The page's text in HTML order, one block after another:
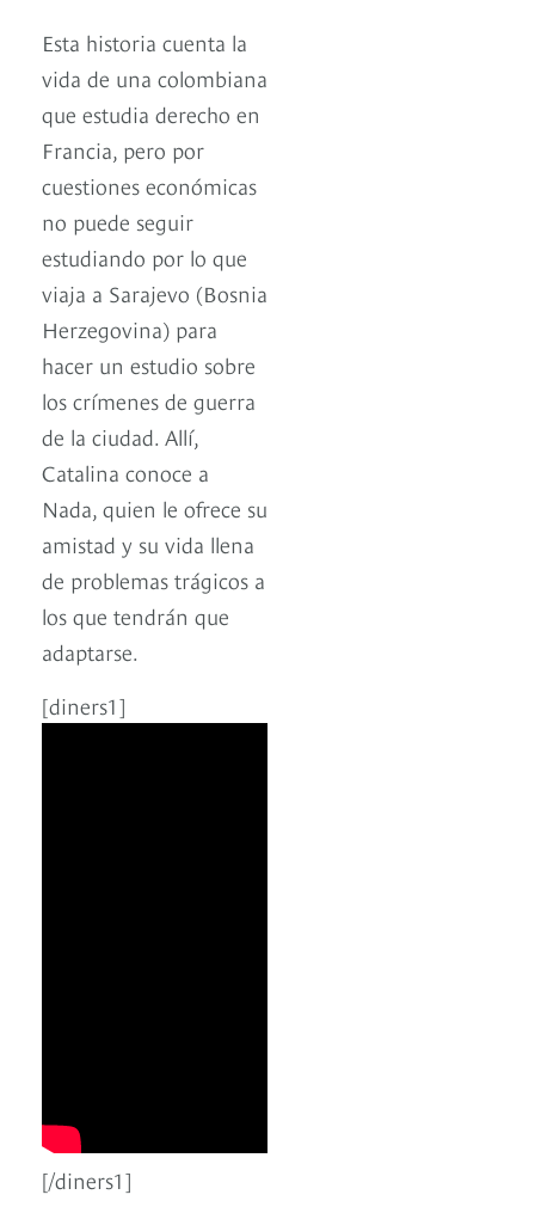
Esta historia cuenta la
vida de una colombiana
que estudia derecho en
Francia, pero por
cuestiones económicas
no puede seguir
estudiando por lo que
viaja a Sarajevo (Bosnia
Herzegovina) para
hacer un estudio sobre
los crímenes de guerra
de la ciudad. Allí,
Catalina conoce a
Nada, quien le ofrece su
amistad y su vida llena
de problemas trágicos a
los que tendrán que
adaptarse.
[diners1]
[/diners1]